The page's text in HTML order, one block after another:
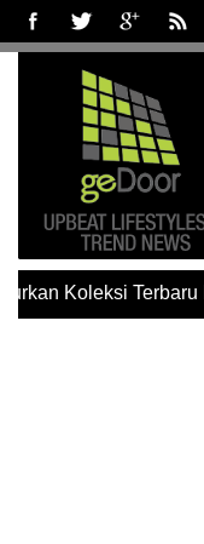
Koleksi Terbaru